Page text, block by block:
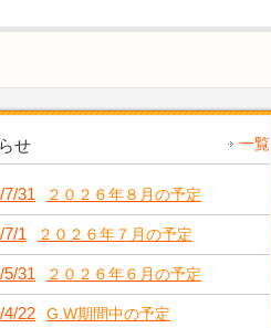
せ 一覧
7/31 ２０２６年８月の予定
7/1 ２０２６年７月の予定
5/31 ２０２６年６月の予定
4/22 G.W期間中の予定